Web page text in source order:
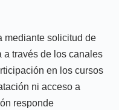
mediante solicitud de
a través de los canales
en los cursos
ni acceso a
responde